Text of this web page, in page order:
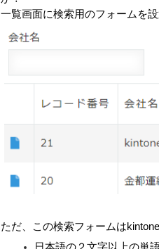
一覧画面に検索用のフォームを
ただ、この検索フォームは